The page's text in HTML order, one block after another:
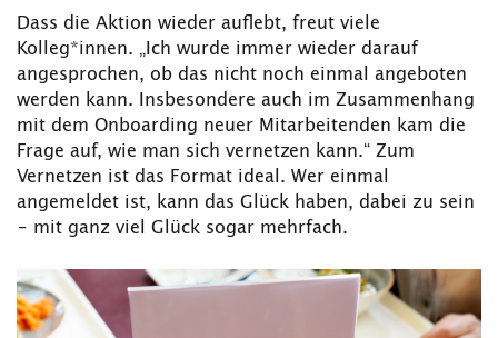
Dass die Aktion wieder auflebt, freut viele
Kolleg*innen. „Ich wurde immer wieder darauf
angesprochen, ob das nicht noch einmal angeboten
werden kann. Insbesondere auch im Zusammenhang
mit dem Onboarding neuer Mitarbeitenden kam die
Frage auf, wie man sich vernetzen kann.“ Zum
Vernetzen ist das Format ideal. Wer einmal
angemeldet ist, kann das Glück haben, dabei zu sein
– mit ganz viel Glück sogar mehrfach.